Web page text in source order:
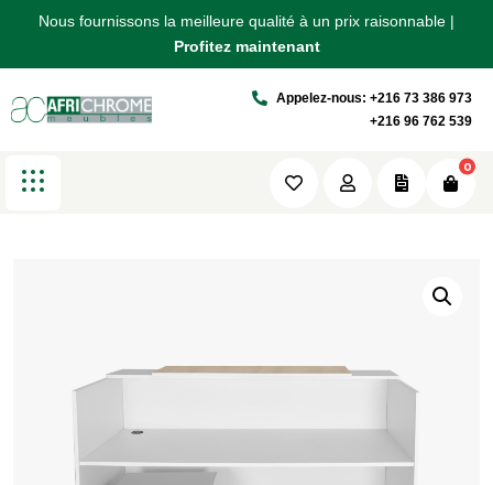
Nous fournissons la meilleure qualité à un prix raisonnable |
Profitez maintenant
Nous fournissons la meilleure qualité à un prix raisonnable |
Profitez maintenant
Nous fournissons la meilleure qualité à un prix raisonnable |
Profitez maintenant
Appelez-nous: +216 73 386 973
+216 96 762 539
0
Détails de la boutique
Africhrome Produits Comptoir STAR